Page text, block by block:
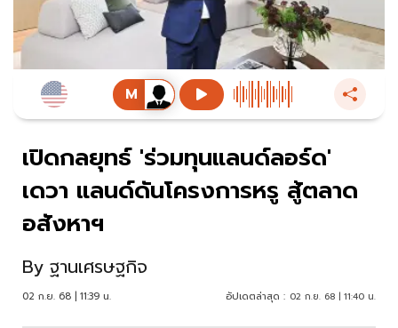
เปิดกลยุทธ์ 'ร่วมทุนแลนด์ลอร์ด'
เดวา แลนด์ดันโครงการหรู สู้ตลาด
อสังหาฯ
By ฐานเศรษฐกิจ
02 ก.ย. 68 | 11:39 น. อัปเดตล่าสุด : 02 ก.ย. 68 | 11:40 น.